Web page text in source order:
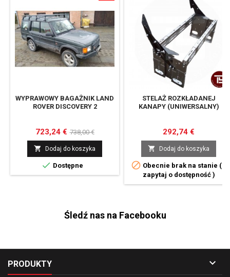
WYPRAWOWY BAGAŻNIK LAND
ROVER DISCOVERY 2
Cena
723,24 € Cena
podstawowa
738,00 €
 Dodaj do koszyka
 Dostępne
STELAŻ ROZKŁADANEJ
KANAPY (UNIWERSALNY)
Cena
292,74 €
 Dodaj do koszyka
 Obecnie brak na stanie (
zapytaj o dostępność )
Śledź nas na Facebooku
PRODUKTY 